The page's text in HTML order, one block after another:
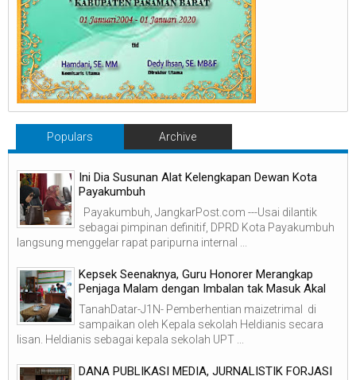
Populars Archive
Ini Dia Susunan Alat Kelengkapan Dewan Kota
Payakumbuh
Payakumbuh, JangkarPost.com ---Usai dilantik
sebagai pimpinan definitif, DPRD Kota Payakumbuh
langsung menggelar rapat paripurna internal ...
Kepsek Seenaknya, Guru Honorer Merangkap
Penjaga Malam dengan Imbalan tak Masuk Akal
TanahDatar-J1N- Pemberhentian maizetrimal di
sampaikan oleh Kepala sekolah Heldianis secara
lisan. Heldianis sebagai kepala sekolah UPT ...
DANA PUBLIKASI MEDIA, JURNALISTIK FORJASI